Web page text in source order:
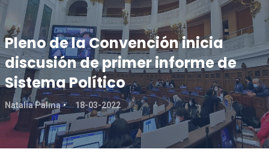
Pleno de la Convención inicia
discusión de primer informe de
Sistema Político
Natalia Palma 18-03-2022